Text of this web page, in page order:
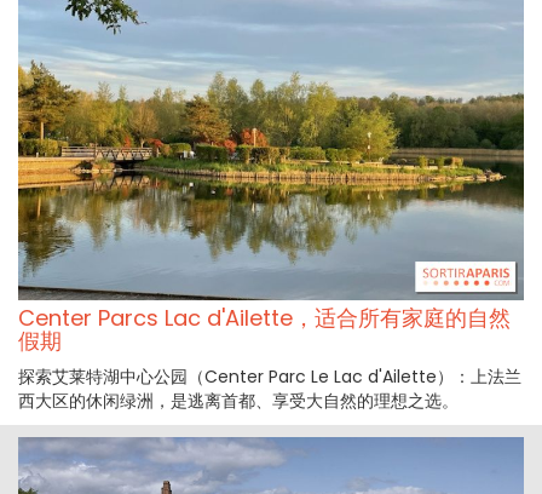
Center Parcs Lac d'Ailette，适合所有家庭的自然
假期
探索艾莱特湖中心公园（Center Parc Le Lac d'Ailette）：上法兰
西大区的休闲绿洲，是逃离首都、享受大自然的理想之选。